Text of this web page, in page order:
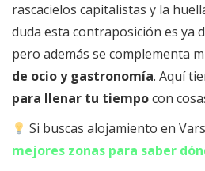
rascacielos capitalistas y la
duda esta contraposición es ya
pero además se complementa
de ocio y gastronomía. Aquí
para llenar tu tiempocon
Si buscas alojamiento en
mejores zonas para saber